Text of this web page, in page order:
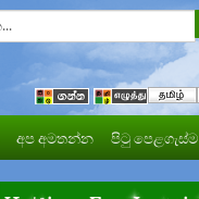
අප අමතන්න පිටු පෙළගැස්ම